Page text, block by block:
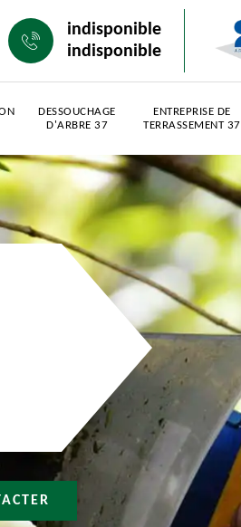
indisponible
indisponible
DESSOUCHAGE
D'ARBRE 37
ENTREPRISE DE
TERRASSEMENT 37